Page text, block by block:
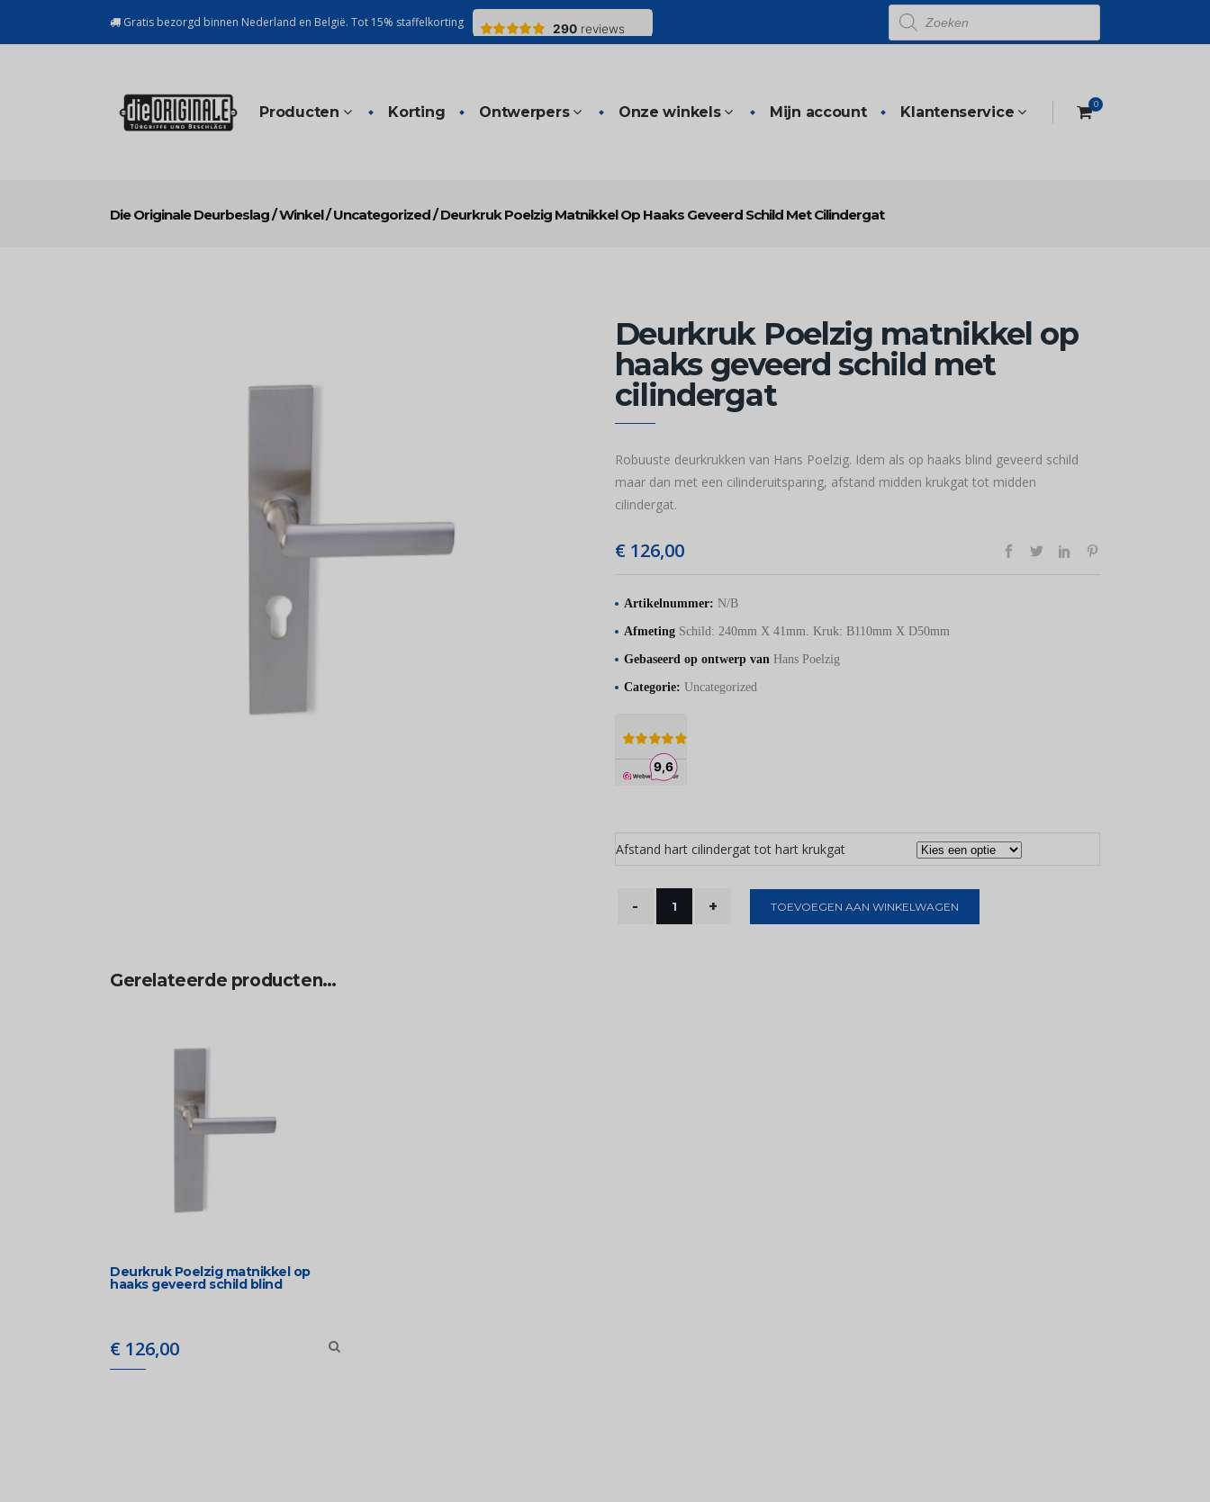
Gratis bezorgd binnen Nederland en België. Tot 15% staffelkorting
Producten
zoeken
0
Producten Korting Ontwerpers Onze winkels Mijn account Klantenservice
Die Originale Deurbeslag/Winkel/Uncategorized/Deurkruk Poelzig Matnikkel Op Haaks Geveerd Schild Met Cilindergat
Deurkruk Poelzig matnikkel op
haaks geveerd schild met
cilindergat
Robuuste deurkrukken van Hans Poelzig. Idem als op haaks blind geveerd schild
maar dan met een cilinderuitsparing, afstand midden krukgat tot midden
cilindergat.
€126,00
Artikelnummer: N/B
Afmeting Schild: 240mm X 41mm. Kruk: B110mm X D50mm
Gebaseerd op ontwerp van Hans Poelzig
Categorie: Uncategorized
Afstand hart cilindergat tot hart krukgat
TOEVOEGEN AAN WINKELWAGEN
Gerelateerde producten…
Deurkruk Poelzig matnikkel op
haaks geveerd schild blind
€ 126,00